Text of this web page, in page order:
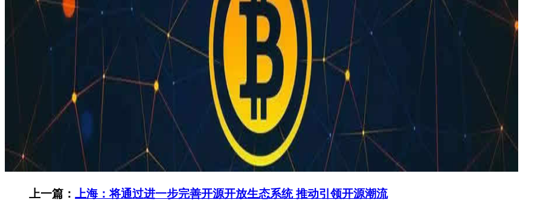
上一篇： 上海：将通过进一步完善开源开放生态系统 推动引领开源潮流